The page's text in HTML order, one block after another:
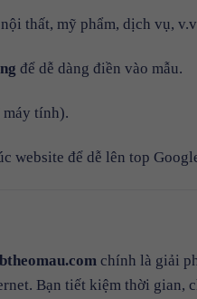
thất, mỹ phẩm, dịch vụ,
để dễ dàng điền vào mẫu.
tính).
website để dễ lên top
chính là giải
Bạn tiết kiệm thời gian,